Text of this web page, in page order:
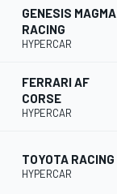
GENESIS MAGMA
RACING
HYPERCAR
FERRARI AF
CORSE
HYPERCAR
TOYOTA RACING
HYPERCAR